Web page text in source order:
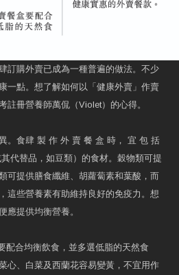
訂購外賣已成為一種普遍的做法。不少
一點。想了解如何以「健康外賣」作賣
註冊營養師萬侃（Violet）的心得。
。食肆 製 作 外 賣 餐 盒 時， 宜 包 括
代替品，如豆類）的食材。穀物類可提
可提供膳食纖維、胡蘿蔔素和葉酸，而
這些營養素有助維持良好的免疫力。想
應提供均衡營養。
配合均衡飲食，並多選低脂的天然食
心、白菜及西蘭花容易變黃，不宜用作